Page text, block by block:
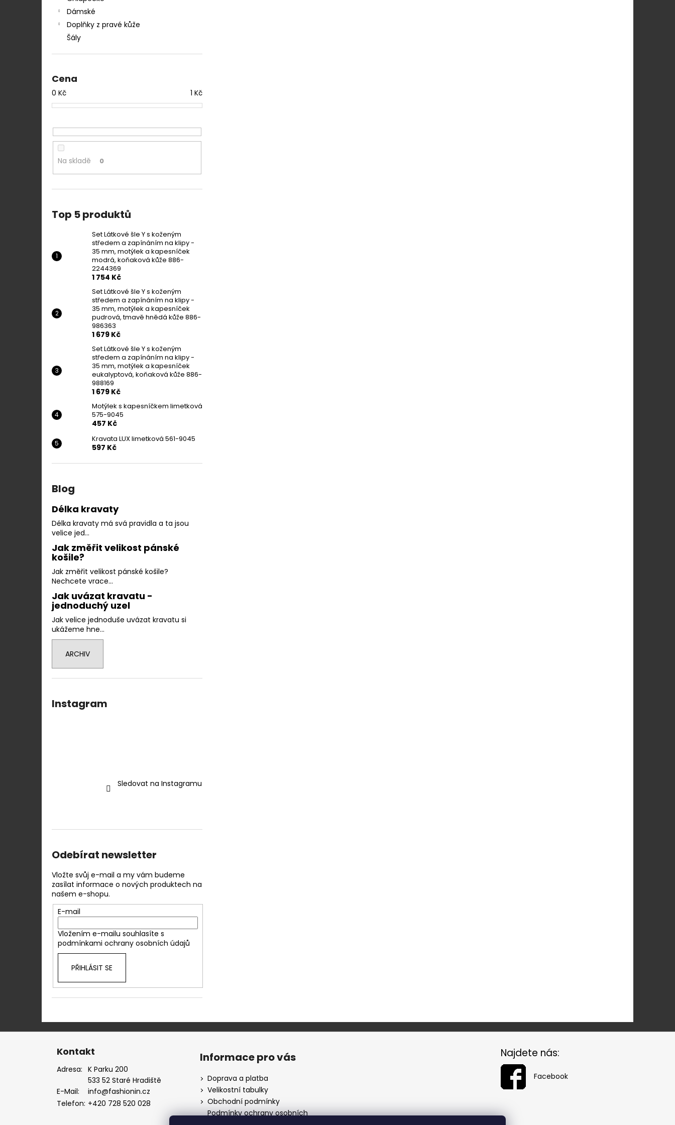
Dámské
Doplňky z pravé kůže
Šály
Cena
0 Kč 1 Kč
Na skladě 0
Top 5 produktů
Set Látkové šle Y s koženým
středem a zapínáním na klipy -
35 mm, motýlek a kapesníček
modrá, koňaková kůže 886-
2244369
1 754 Kč
Set Látkové šle Y s koženým
středem a zapínáním na klipy -
35 mm, motýlek a kapesníček
pudrová, tmavě hnědá kůže 886-
986363
1 679 Kč
Set Látkové šle Y s koženým
středem a zapínáním na klipy -
35 mm, motýlek a kapesníček
eukalyptová, koňaková kůže 886-
988169
1 679 Kč
Motýlek s kapesníčkem limetková
575-9045
457 Kč
Kravata LUX limetková 561-9045
597 Kč
Blog
Délka kravaty
Délka kravaty má svá pravidla a ta jsou
velice jed...
Jak změřit velikost pánské
košile?
Jak změřit velikost pánské košile?
Nechcete vrace...
Jak uvázat kravatu -
jednoduchý uzel
Jak velice jednoduše uvázat kravatu si
ukážeme hne...
ARCHIV
Instagram
Sledovat na Instagramu
Odebírat newsletter
Vložte svůj e-mail a my vám budeme
zasílat informace o nových produktech na
našem e-shopu.
E-mail
Vložením e-mailu souhlasíte s
podmínkami ochrany osobních údajů
PŘIHLÁSIT SE
Kontakt
Adresa: K Parku 200
533 52 Staré Hradiště
E-Mail:
info@fashionin.cz
Telefon: +420 728 520 028
Informace pro vás
Doprava a platba
Velikostní tabulky
Obchodní podmínky
Podmínky ochrany osobních
Najdete nás:
Facebook